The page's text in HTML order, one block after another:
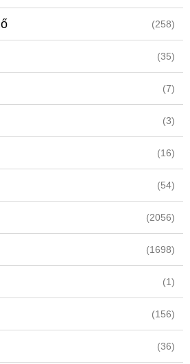
(258)
(35)
(7)
(3)
(16)
(54)
(2056)
(1698)
(1)
(156)
(36)